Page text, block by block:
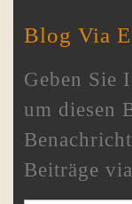
Blog Via
Geben Sie
um diesen
Beiträge